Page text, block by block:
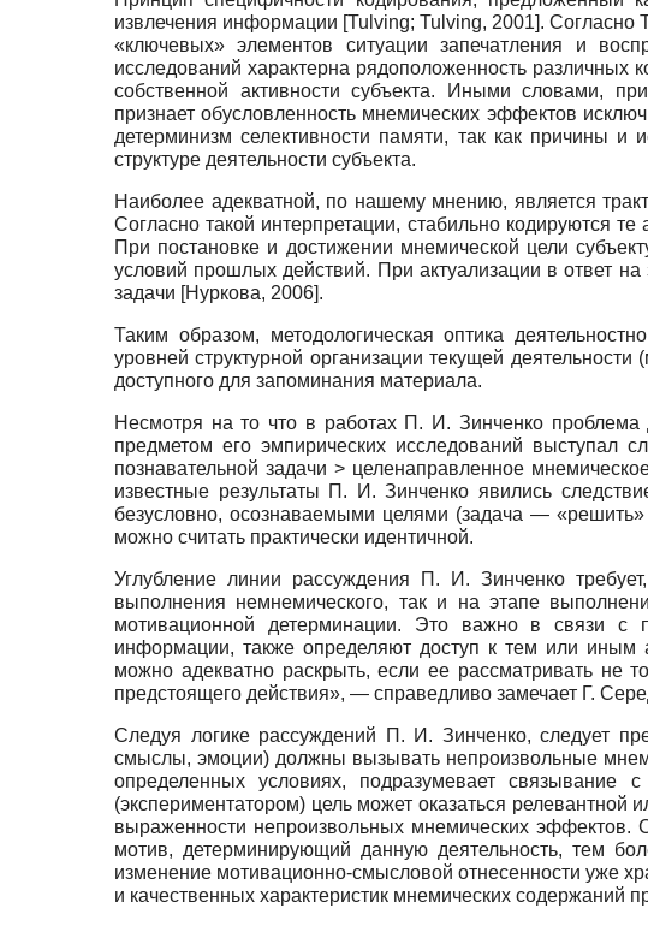
извлечения информации [Tulving;Tulving, 2001]. Согласно
«ключевых» элементов ситуации запечатления и
исследований характерна рядоположенность различных
собственной активности субъекта. Иными словами,
признает обусловленность мнемических эффектов
детерминизм селективности памяти, так как причины
структуре деятельности субъекта.
Наиболее адекватной, по нашему мнению, является
Согласно такой интерпретации, стабильно кодируются
При постановке и достижении мнемической цели
условий прошлых действий. При актуализации в ответ
задачи [Нуркова, 2006].
Таким образом, методологическая оптика
уровней структурной организации текущей
доступного для запоминания материала.
Несмотря на то что в работах П. И. Зинченко проблема
предметом его эмпирических исследований выступал
познавательной задачи > целенаправленное
известные результаты П. И. Зинченко явились
безусловно, осознаваемыми целями (задача —
можно считать практически идентичной.
Углубление линии рассуждения П. И. Зинченко
выполнения немнемического, так и на этапе
мотивационной детерминации. Это важно в связи с
информации, также определяют доступ к тем или иным
можно адекватно раскрыть, если ее рассматривать не
предстоящего действия», — справедливо замечает Г.
Следуя логике рассуждений П. И. Зинченко, следует
смыслы, эмоции) должны вызывать непроизвольные
определенных условиях, подразумевает связывание
(экспериментатором) цель может оказаться релевантной
выраженности непроизвольных мнемических эффектов.
мотив, детерминирующий данную деятельность, тем
изменение мотивационно-смысловой отнесенности уже
и качественных характеристик мнемических содержаний